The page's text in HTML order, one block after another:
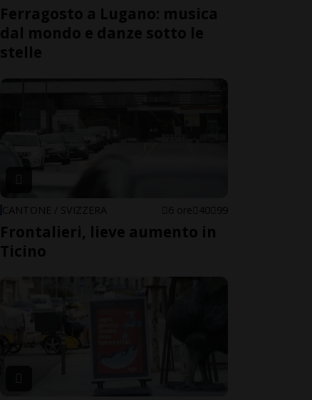
Ferragosto a Lugano: musica
dal mondo e danze sotto le
stelle
CANTONE / SVIZZERA 6 ore 40 99
Frontalieri, lieve aumento in
Ticino